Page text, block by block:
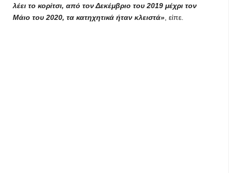
λέει το κορίτσι, από τον Δεκέμβριο του 2019 μέχρι τον
Μάιο του 2020, τα κατηχητικά ήταν κλειστά» , είπε.